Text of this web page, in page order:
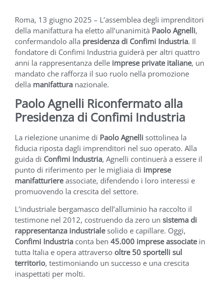
Roma, 13 giugno 2025 – L’assemblea degli imprenditori
della manifattura ha eletto all’unanimità Paolo Agnelli,
confermandolo alla presidenza di Confimi Industria. Il
fondatore di Confimi Industria guiderà per altri quattro
anni la rappresentanza delle imprese private italiane, un
mandato che rafforza il suo ruolo nella promozione
della manifattura nazionale.
Paolo Agnelli Riconfermato alla
Presidenza di Confimi Industria
La rielezione unanime di Paolo Agnelli sottolinea la
fiducia riposta dagli imprenditori nel suo operato. Alla
guida di Confimi Industria, Agnelli continuerà a essere il
punto di riferimento per le migliaia di imprese
manifatturiereassociate, difendendo i loro interessi e
promuovendo la crescita del settore.
L’industriale bergamasco dell’alluminio ha raccolto il
testimone nel 2012, costruendo da zero un sistema di
rappresentanza industrialesolido e capillare. Oggi,
Confimi Industria conta ben 45.000 imprese associatein
tutta Italia e opera attraverso oltre 50 sportelli sul
territorio, testimoniando un successo e una crescita
inaspettati per molti.